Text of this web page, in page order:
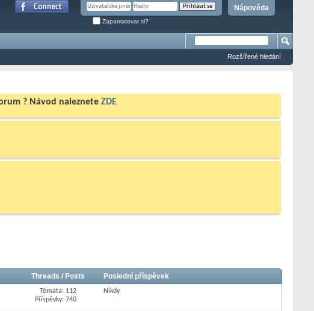
Nápověda
Zapamatovat si?
Rozšířené hledání
? Návod naleznete ZDE
Threads / Posts Poslední příspěvek
Témata: 112
Příspěvky: 740
Nikdy